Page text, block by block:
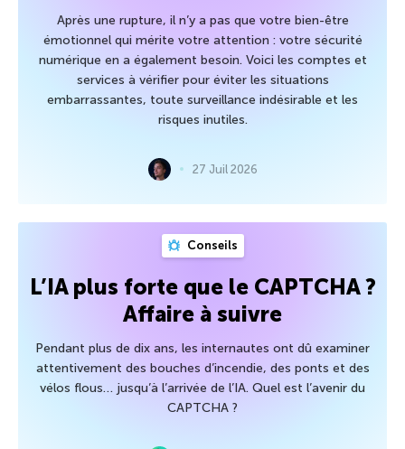
Après une rupture, il n’y a pas que votre bien-être
émotionnel qui mérite votre attention : votre sécurité
numérique en a également besoin. Voici les comptes et
services à vérifier pour éviter les situations
embarrassantes, toute surveillance indésirable et les
risques inutiles.
27 Juil 2026
Conseils
L’IA plus forte que le CAPTCHA ?
Affaire à suivre
Pendant plus de dix ans, les internautes ont dû examiner
attentivement des bouches d’incendie, des ponts et des
vélos flous… jusqu’à l’arrivée de l’IA. Quel est l’avenir du
CAPTCHA ?